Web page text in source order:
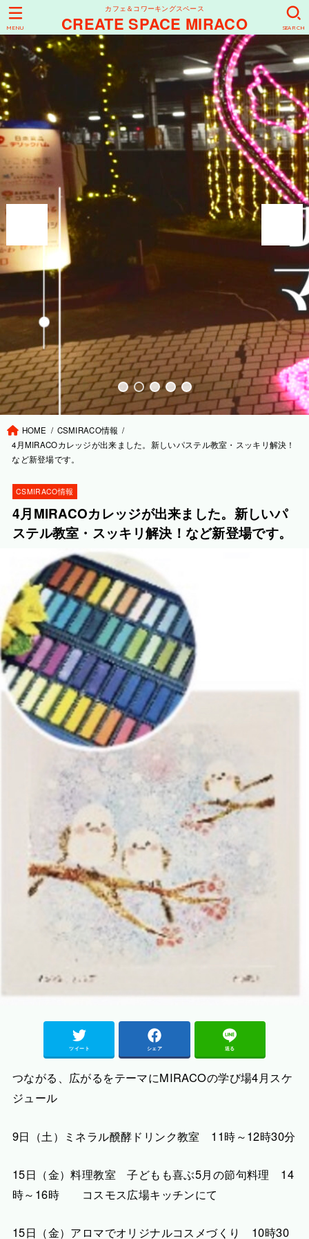
カフェ＆コワーキングスペース
CREATE SPACE MIRACO SEARCH
MENU
HOME
CSMIRACO情報
4月MIRACOカレッジが出来ました。新しいパステル教室・スッキリ解決！
など新登場です。
CSMIRACO情報
4月MIRACOカレッジが出来ました。新しいパ
ステル教室・スッキリ解決！など新登場です。
ツイート シェア 送る
つながる、広がるをテーマにMIRACOの学び場4月スケ
ジュール
9日（土）ミネラル醗酵ドリンク教室 11時～12時30分
15日（金）料理教室 子どもも喜ぶ5月の節句料理 14
時～16時 コスモス広場キッチンにて
15日（金）アロマでオリジナルコスメづくり 10時30